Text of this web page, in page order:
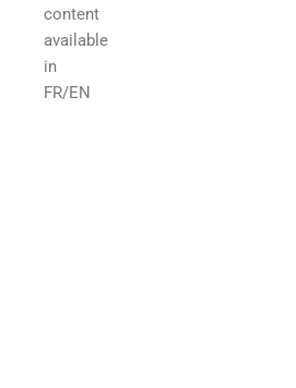
content
available
in
FR/EN